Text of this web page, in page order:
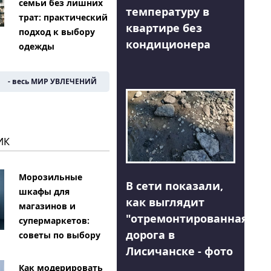
семьи без лишних
трат: практический
подход к выбору
одежды
- весь МИР УВЛЕЧЕНИЙ
Морозильные
шкафы для
магазинов и
супермаркетов:
советы по выбору
Как модерировать
температуру в
квартире без
кондиционера
В сети показали,
как выглядит
"отремонтированная"
дорога в
Лисичанске - фото